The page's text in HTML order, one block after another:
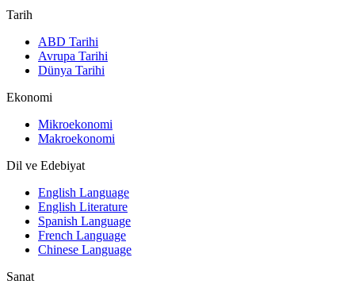
Tarih
ABD Tarihi
Avrupa Tarihi
Dünya Tarihi
Ekonomi
Mikroekonomi
Makroekonomi
Dil ve Edebiyat
English Language
English Literature
Spanish Language
French Language
Chinese Language
Sanat